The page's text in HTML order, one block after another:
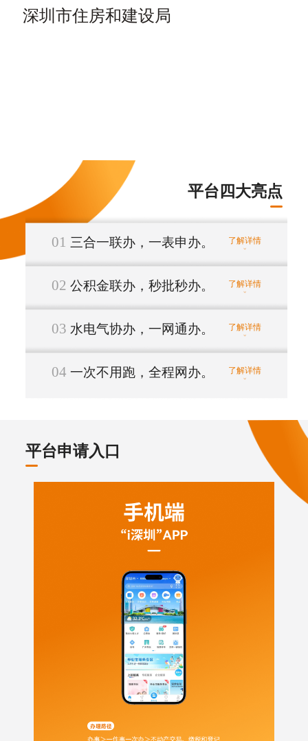
深圳市住房和建设局
平台四大亮点
01 三合一联办，一表申办。 了解详情
02 公积金联办，秒批秒办。 了解详情
03 水电气协办，一网通办。 了解详情
04 一次不用跑，全程网办。 了解详情
平台申请入口